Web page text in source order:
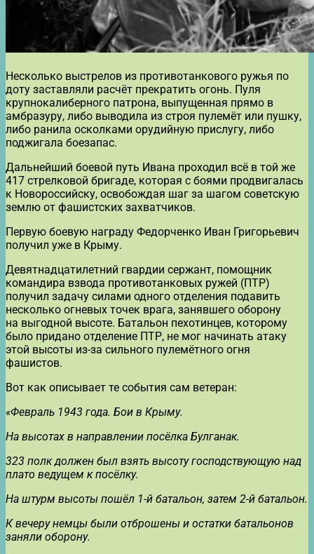
Несколько выстрелов из противотанкового ружья по
доту заставляли расчёт прекратить огонь. Пуля
крупнокалиберного патрона, выпущенная прямо в
амбразуру, либо выводила из строя пулемёт или пушку,
либо ранила осколками орудийную прислугу, либо
поджигала боезапас.
Дальнейший боевой путь Ивана проходил всё в той же
417 стрелковой бригаде, которая с боями продвигалась
к Новороссийску, освобождая шаг за шагом советскую
землю от фашистских захватчиков.
Первую боевую награду Федорченко Иван Григорьевич
получил уже в Крыму.
Девятнадцатилетний гвардии сержант, помощник
командира взвода противотанковых ружей (ПТР)
получил задачу силами одного отделения подавить
несколько огневых точек врага, занявшего оборону
на выгодной высоте. Батальон пехотинцев, которому
было придано отделение ПТР, не мог начинать атаку
этой высоты из-за сильного пулемётного огня
фашистов.
Вот как описывает те события сам ветеран:
«Февраль 1943 года. Бои в Крыму.
На высотах в направлении посёлка Булганак.
323 полк должен был взять высоту господствующую над
плато ведущем к посёлку.
На штурм высоты пошёл 1-й батальон, затем 2-й батальон.
К вечеру немцы были отброшены и остатки батальонов
заняли оборону.